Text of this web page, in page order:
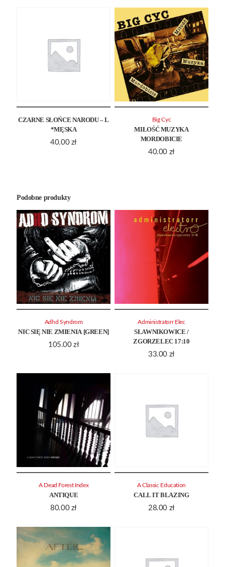
CZARNE SŁOŃCE NARODU – L
*MĘSKA
40.00 zł
MIŁOŚĆ MUZYKA
MORDOBICIE
40.00 zł
Big Cyc
Podobne produkty
NIC SIĘ NIE ZMIENIA [GREEN]
105.00 zł
Adhd Syndrom
SŁAWNIKOWICE /
ZGORZELEC 17:10
33.00 zł
Administratorr Elec
ANTIQUE
80.00 zł
A Dead Forest Index
CALL IT BLAZING
28.00 zł
A Classic Education